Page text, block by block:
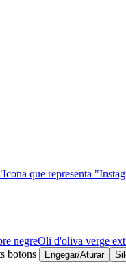
Icona que representa
negreOli d'oliva verge
botons
Engegar/Aturar